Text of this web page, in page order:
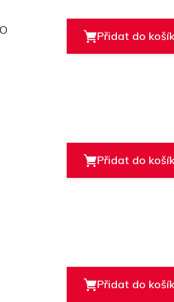
Přidat do
Přidat do
Přidat do